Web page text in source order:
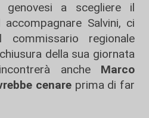
a scegliere il
Salvini, ci
commissario regionale
della sua giornata
anche Marco
cenareprima di far